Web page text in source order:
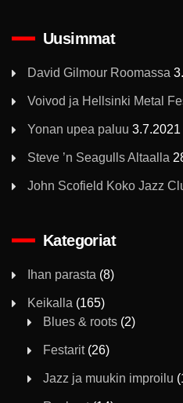
Uusimmat
David Gilmour Roomassa
Voivod ja Hellsinki Metal
Yonan upea paluu 3.7.2021
Steve ’n Seagulls Altaalla
John Scofield Koko Jazz
Kategoriat
Ihan parasta (8)
Keikalla (165)
Blues & roots (2)
Festarit(26)
Jazz ja muukin improilu